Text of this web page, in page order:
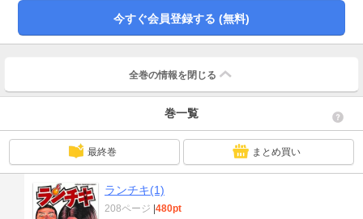
今すぐ会員登録する (無料)
全巻の情報を 閉じる
巻一覧
最終巻 まとめ買い
ランチキ(1)
208ページ 480pt